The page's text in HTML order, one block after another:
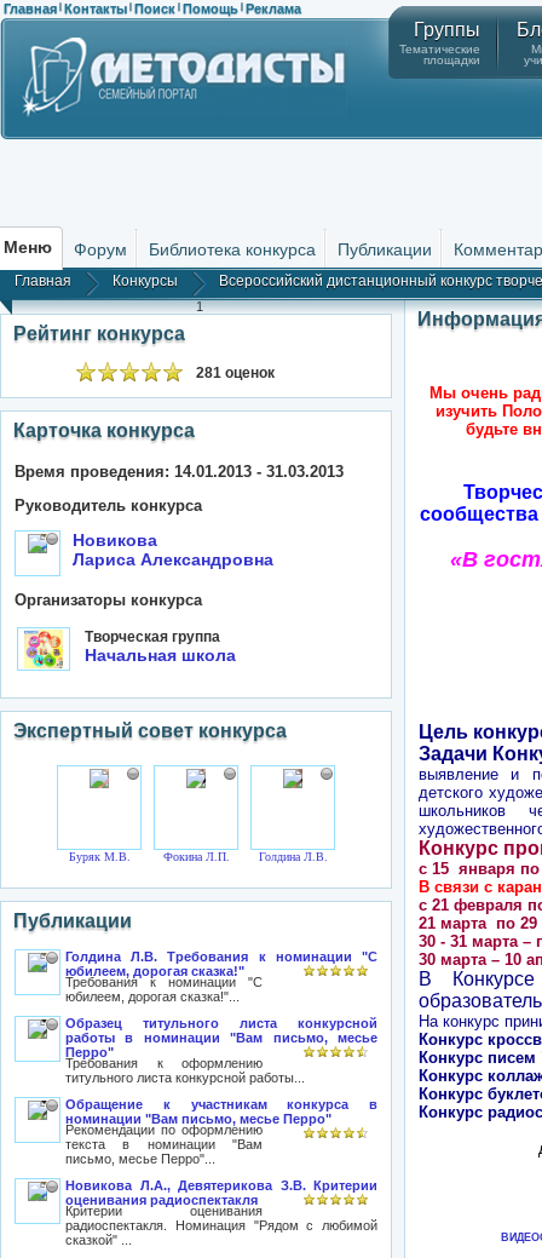
Главная | Контакты | Поиск | Помощь | Реклама
Группы
Тематические
площадки
Меню Форум Библиотека конкурса Публикации
Главная Конкурсы Всероссийский дистанционный конкурс
1
Рейтинг конкурса
281 оценок
Карточка конкурса
Время проведения: 14.01.2013 - 31.03.2013
Руководитель конкурса
Новикова
Лариса Александровна
Организаторы конкурса
Творческая группа
Начальная школа
Экспертный совет конкурса
Буряк М.В. Фокина Л.П. Голдина Л.В.
Публикации
Голдина Л.В. Требования к номинации "С
юбилеем, дорогая сказка!"
Требования к номинации "С
юбилеем, дорогая сказка!"...
Образец титульного листа конкурсной
работы в номинации "Вам письмо, месье
Перро"
Требования к оформлению
титульного листа конкурсной работы...
Обращение к участникам конкурса в
номинации "Вам письмо, месье Перро"
Рекомендации по оформлению
текста в номинации "Вам
письмо, месье Перро"...
Новикова Л.А., Девятерикова З.В. Критерии
оценивания радиоспектакля
Критерии оценивания
радиоспектакля. Номинация "Рядом с любимой
сказкой" ...
Мы очень
изучить
будьте
«В
Цель
Задачи
выявление и
детского
школьников
Конкурс
с 15 января по
В связи с
с 21 февраля
21 марта по 29
30 - 31 марта –
30 марта – 10
В
На конкурс
Конкурс
Конкурс
Конкурс
Конкурс
Конкурс